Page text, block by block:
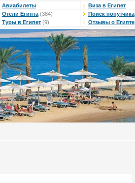
Авиабилеты Виза в Египет
Отели Египта (384) Поиск попутчика
Туры в Египет (9) Отзывы о Египте